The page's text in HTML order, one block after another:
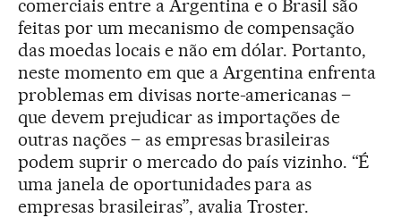
comerciais entre a Argentina e o Brasil são
feitas por um mecanismo de compensação
das moedas locais e não em dólar. Portanto,
neste momento em que a Argentina enfrenta
problemas em divisas norte-americanas –
que devem prejudicar as importações de
outras nações – as empresas brasileiras
podem suprir o mercado do país vizinho. “É
uma janela de oportunidades para as
empresas brasileiras”, avalia Troster.